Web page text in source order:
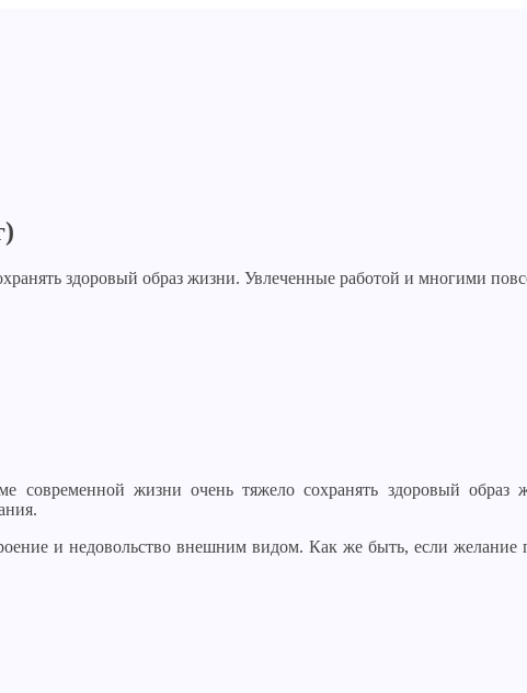
здоровый образ жизни. Увлеченные работой и многими
современной жизни очень тяжело сохранять здоровый
и недовольство внешним видом. Как же быть, если желание